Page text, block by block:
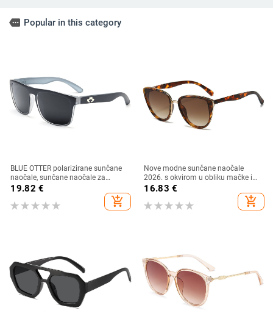
more Popular in this category
BLUE OTTER polarizirane sunčane
naočale, sunčane naočale za
sportove na otvorenom, sunčane
naočale za plažu, naočale za
ribolov, sunčane naočale za vožnju,
19.82 €
add_shopping_cart
Nove modne sunčane naočale
2026. s okvirom u obliku mačke i
zlatnim rubom - moderne,
16.83 €
add_shopping_cart